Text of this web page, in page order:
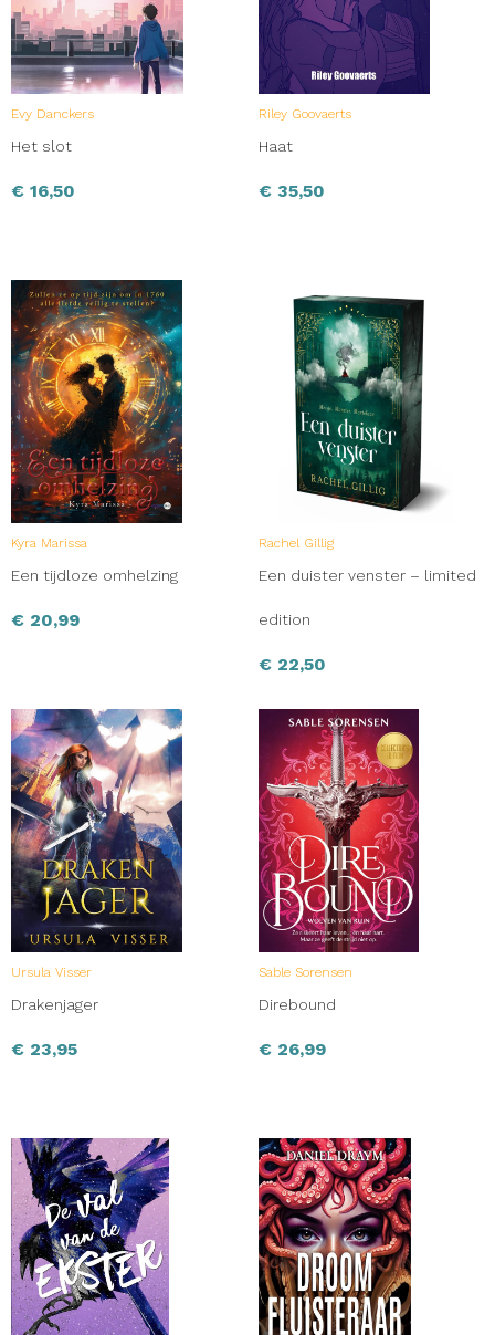
Evy Danckers
Het slot
€ 16,50
Riley Goovaerts
Haat
€ 35,50
Kyra Marissa
Een tijdloze omhelzing
€ 20,99
Rachel Gillig
Een duister venster – limited
edition
€ 22,50
Ursula Visser
Drakenjager
€ 23,95
Sable Sorensen
Direbound
€ 26,99